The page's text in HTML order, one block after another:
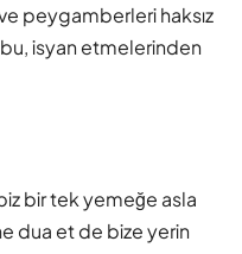
ve peygamberleri haksız
isyan etmelerinden
bir tek yemeğe asla
dua et de bize yerin